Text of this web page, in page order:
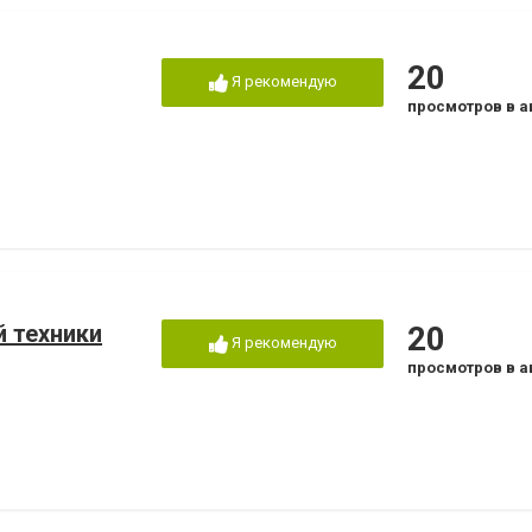
Я рекомендую 20
просмотров в
техники Я рекомендую 20
просмотров в